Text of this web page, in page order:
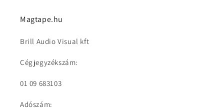
Magtape.hu
Brill Audio Visual kft
Cégjegyzékszám:
01 09 683103
Adószám: